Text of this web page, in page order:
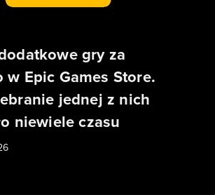
gry za
w Epic Games Store.
jednej z nich
niewiele czasu